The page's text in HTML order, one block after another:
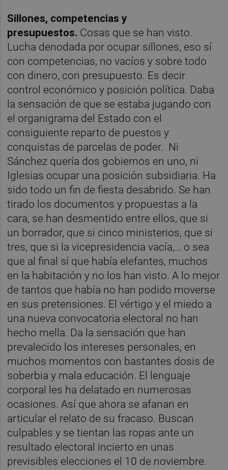
Sillones, competencias y
presupuestos. Cosas que se han visto.
Lucha denodada por ocupar sillones, eso sí
con competencias, no vacíos y sobre todo
con dinero, con presupuesto. Es decir
control económico y posición política. Daba
la sensación de que se estaba jugando con
el organigrama del Estado con el
consiguiente reparto de puestos y
conquistas de parcelas de poder. Ni
Sánchez quería dos gobiernos en uno, ni
Iglesias ocupar una posición subsidiaria. Ha
sido todo un fin de fiesta desabrido. Se han
tirado los documentos y propuestas a la
cara, se han desmentido entre ellos, que si
un borrador, que si cinco ministerios, que si
tres, que si la vicepresidencia vacía,… o sea
que al final sí que había elefantes, muchos
en la habitación y no los han visto. A lo mejor
de tantos que había no han podido moverse
en sus pretensiones. El vértigo y el miedo a
una nueva convocatoria electoral no han
hecho mella. Da la sensación que han
prevalecido los intereses personales, en
muchos momentos con bastantes dosis de
soberbia y mala educación. El lenguaje
corporal les ha delatado en numerosas
ocasiones. Así que ahora se afanan en
articular el relato de su fracaso. Buscan
culpables y se tientan las ropas ante un
resultado electoral incierto en unas
previsibles elecciones el 10 de noviembre.